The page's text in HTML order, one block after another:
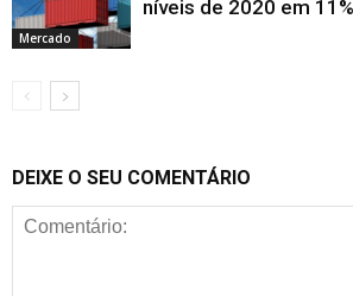
Mercado
níveis de 2020 em 11%
DEIXE O SEU COMENTÁRIO